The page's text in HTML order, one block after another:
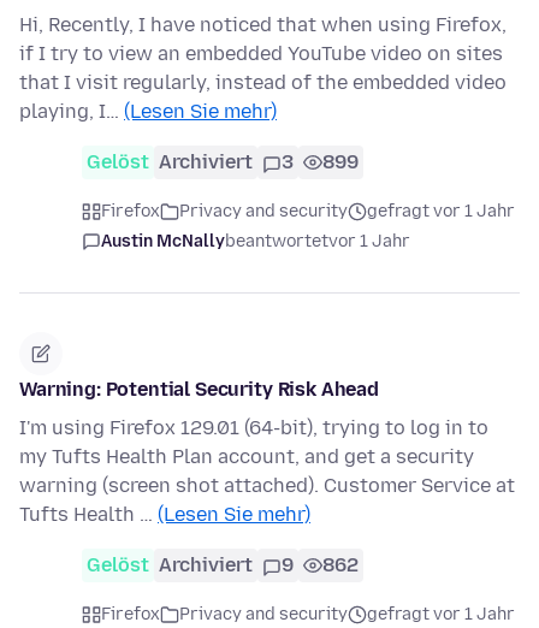
Hi, Recently, I have noticed that when using Firefox,
if I try to view an embedded YouTube video on sites
that I visit regularly, instead of the embedded video
playing, I… (Lesen Sie mehr)
Gelöst Archiviert 3 899
Firefox Privacy and security
gefragt vor 1 Jahr
Austin McNallybeantwortetvor 1 Jahr
Warning: Potential Security Risk Ahead
I'm using Firefox 129.01 (64-bit), trying to log in to
my Tufts Health Plan account, and get a security
warning (screen shot attached). Customer Service at
Tufts Health … (Lesen Sie mehr)
Gelöst Archiviert 9 862
Firefox Privacy and security
gefragt vor 1 Jahr